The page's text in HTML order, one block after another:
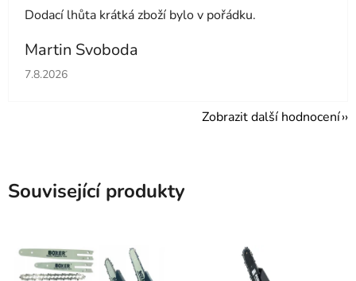
Dodací lhůta krátká zboží bylo v pořádku.
Martin Svoboda
Hodnocení obchodu je 5 z 5 hvězdiček.
7.8.2026
Zobrazit další hodnocení
Související produkty